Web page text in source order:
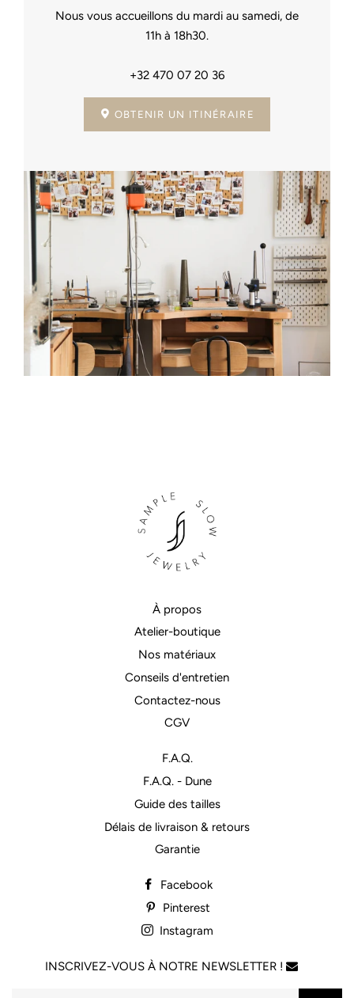
Nous vous accueillons du mardi au samedi, de
11h à 18h30.
+32 470 07 20 36
OBTENIR UN ITINÉRAIRE
À propos
Atelier-boutique
Nos matériaux
Conseils d'entretien
Contactez-nous
CGV
F.A.Q.
F.A.Q. - Dune
Guide des tailles
Délais de livraison & retours
Garantie
Facebook
Pinterest
Instagram
INSCRIVEZ-VOUS À NOTRE NEWSLETTER !